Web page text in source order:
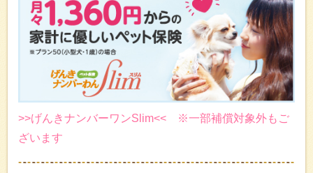
>>げんきナンバーワンSlim<< ※一部補償対象外もご
ざいます